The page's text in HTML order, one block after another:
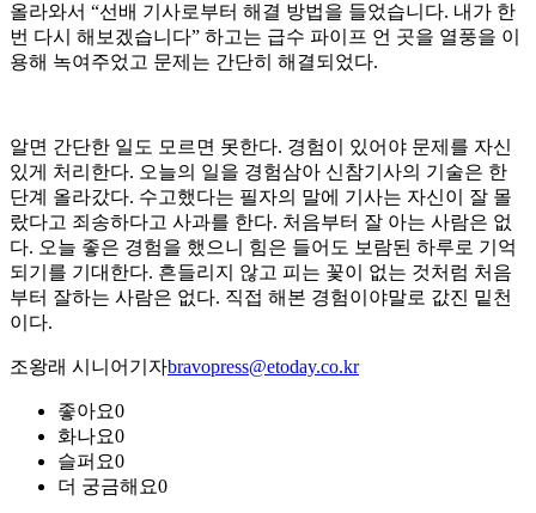
올라와서 “선배 기사로부터 해결 방법을 들었습니다. 내가 한
번 다시 해보겠습니다” 하고는 급수 파이프 언 곳을 열풍을 이
용해 녹여주었고 문제는 간단히 해결되었다.
알면 간단한 일도 모르면 못한다. 경험이 있어야 문제를 자신
있게 처리한다. 오늘의 일을 경험삼아 신참기사의 기술은 한
단계 올라갔다. 수고했다는 필자의 말에 기사는 자신이 잘 몰
랐다고 죄송하다고 사과를 한다. 처음부터 잘 아는 사람은 없
다. 오늘 좋은 경험을 했으니 힘은 들어도 보람된 하루로 기억
되기를 기대한다. 흔들리지 않고 피는 꽃이 없는 것처럼 처음
부터 잘하는 사람은 없다. 직접 해본 경험이야말로 값진 밑천
이다.
조왕래 시니어기자bravopress@etoday.co.kr
좋아요0
화나요0
슬퍼요0
더 궁금해요0